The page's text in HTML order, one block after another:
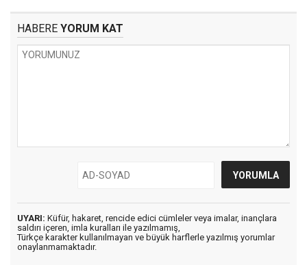
HABERE YORUM KAT
UYARI: Küfür, hakaret, rencide edici cümleler veya imalar, inançlara
saldırı içeren, imla kuralları ile yazılmamış,
Türkçe karakter kullanılmayan ve büyük harflerle yazılmış yorumlar
onaylanmamaktadır.